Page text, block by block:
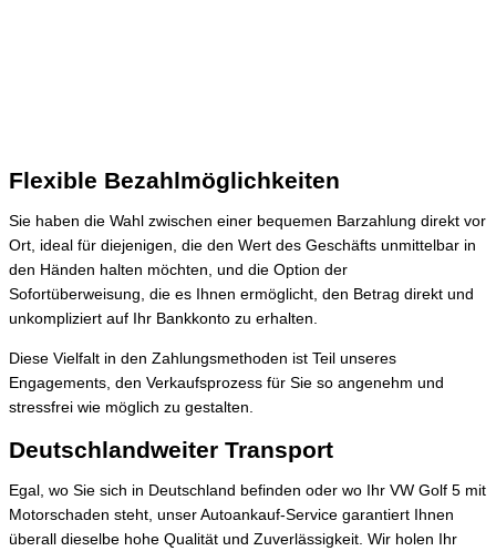
Flexible Bezahlmöglichkeiten
Sie haben die Wahl zwischen einer bequemen Barzahlung direkt vor
Ort, ideal für diejenigen, die den Wert des Geschäfts unmittelbar in
den Händen halten möchten, und die Option der
Sofortüberweisung, die es Ihnen ermöglicht, den Betrag direkt und
unkompliziert auf Ihr Bankkonto zu erhalten.
Diese Vielfalt in den Zahlungsmethoden ist Teil unseres
Engagements, den Verkaufsprozess für Sie so angenehm und
stressfrei wie möglich zu gestalten.
Deutschlandweiter Transport
Egal, wo Sie sich in Deutschland befinden oder wo Ihr VW Golf 5 mit
Motorschaden steht, unser Autoankauf-Service garantiert Ihnen
überall dieselbe hohe Qualität und Zuverlässigkeit. Wir holen Ihr